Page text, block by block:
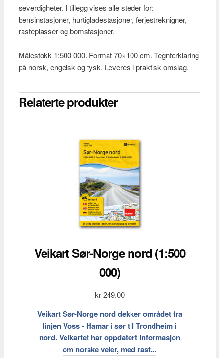
severdigheter. I tillegg vises alle steder for:
bensinstasjoner, hurtigladestasjoner, ferjestreknigner,
rasteplasser og bomstasjoner.
Målestokk 1:500 000. Format 70×100 cm. Tegnforklaring
på norsk, engelsk og tysk. Leveres i praktisk omslag.
Relaterte produkter
Veikart Sør-Norge nord (1:500
000)
kr249.00
Veikart Sør-Norge nord dekker området fra
linjen Voss - Hamar i sør til Trondheim i
nord. Veikartet har oppdatert informasjon
om norske veier, med rast...